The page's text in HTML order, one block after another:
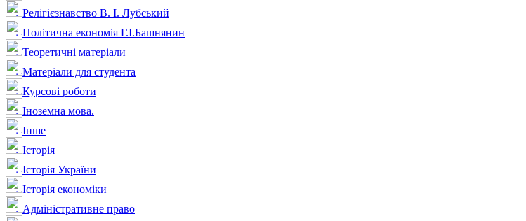
Релігієзнавство В. І. Лубський
Політична економія Г.І.Башнянин
Теоретичні матеріали
Матеріали для студента
Курсові роботи
Іноземна мова.
Інше
Історія
Історія України
Історія економіки
Адміністративне право